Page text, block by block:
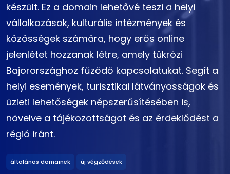
készült. Ez a domain lehetővé teszi a helyi
vállalkozások, kulturális intézmények és
közösségek számára, hogy erős online
jelenlétet hozzanak létre, amely tükrözi
Bajorországhoz fűződő kapcsolatukat. Segít a
helyi események, turisztikai látványosságok és
üzleti lehetőségek népszerűsítésében is,
növelve a tájékozottságot és az érdeklődést a
régió iránt.
általános domainek új végződések